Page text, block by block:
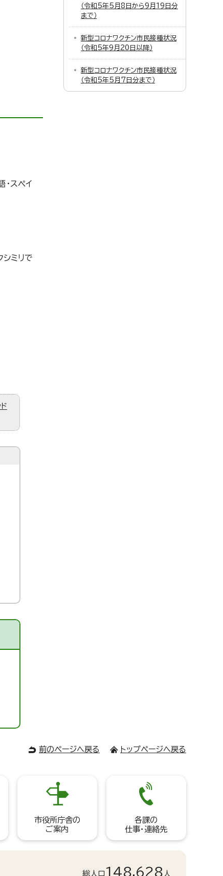
・スペイ
ミリで
（令和5年5月8日から9月19日分
まで）
新型コロナワクチン市民接種状況
（令和5年9月20日以降）
新型コロナワクチン市民接種状況
（令和5年5月7日分まで）
前のページへ戻る トップページへ戻る
市役所庁舎の
ご案内
各課の
仕事・連絡先
総人口 148,628 人